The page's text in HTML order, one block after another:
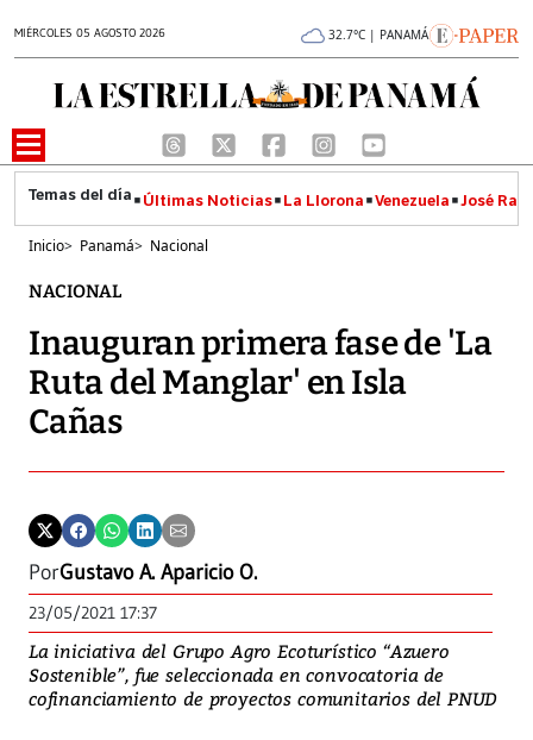
MIÉRCOLES 05 AGOSTO 2026 32.7°C | PANAMÁ
Últimas Noticias La Llorona Venezuela José
Inicio> Panamá> Nacional
NACIONAL
Inauguran primera fase de 'La
Ruta del Manglar' en Isla
Cañas
PorGustavo A. Aparicio O.
23/05/2021 17:37
La iniciativa del Grupo Agro Ecoturístico “Azuero
Sostenible”, fue seleccionada en convocatoria de
cofinanciamiento de proyectos comunitarios del PNUD